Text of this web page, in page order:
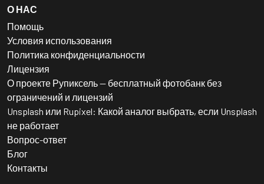
О НАС
Помощь
Условия использования
Политика конфиденциальности
Лицензия
О проекте Рупиксель — бесплатный фотобанк без
ограничений и лицензий
Unsplash или Rupixel: Какой аналог выбрать, если Unsplash
не работает
Вопрос-ответ
Блог
Контакты